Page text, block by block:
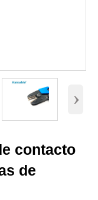
›
contacto
de